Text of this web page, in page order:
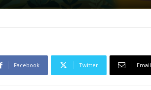
Facebook Twitter Email